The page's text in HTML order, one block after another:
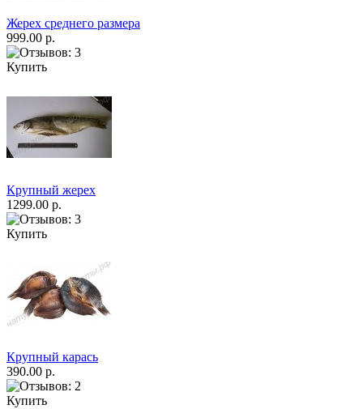
Жерех среднего размера
999.00 р.
Купить
Крупный жерех
1299.00 р.
Купить
Крупный карась
390.00 р.
Купить